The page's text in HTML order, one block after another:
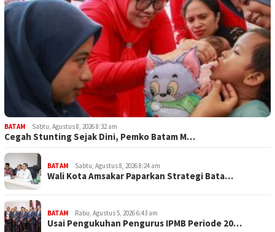
BATAM Sabtu, Agustus 8, 2026 8:32 am
Cegah Stunting Sejak Dini, Pemko Batam M…
BATAM Sabtu, Agustus 8, 2026 8:24 am
Wali Kota Amsakar Paparkan Strategi Bata…
BATAM Rabu, Agustus 5, 2026 6:43 am
Usai Pengukuhan Pengurus IPMB Periode 20…